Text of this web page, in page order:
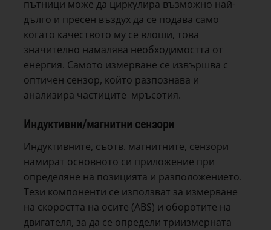
пътници може да циркулира възможно най-
дълго и пресен въздух да се подава само
когато качеството му се влоши, това
значително намалява необходимостта от
енергия. Самото измерване се извършва с
оптичен сензор, който разпознава и
анализира частиците мръсотия.
Индуктивни/магнитни сензори
Индуктивните, съотв. магнитните, сензори
намират основното си приложение при
определяне на позицията и разположението.
Тези компоненти се използват за измерване
на скоростта на осите (ABS) и оборотите на
двигателя, за да се определи триизмерната